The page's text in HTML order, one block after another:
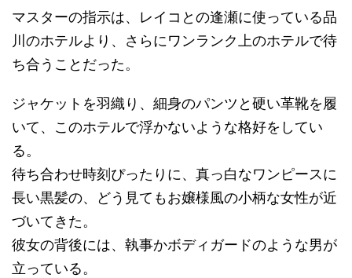
マスターの指示は、レイコとの逢瀬に使っている品
川のホテルより、さらにワンランク上のホテルで待
ち合うことだった。
ジャケットを羽織り、細身のパンツと硬い革靴を履
いて、このホテルで浮かないような格好をしてい
る。
待ち合わせ時刻ぴったりに、真っ白なワンピースに
長い黒髪の、どう見てもお嬢様風の小柄な女性が近
づいてきた。
彼女の背後には、執事かボディガードのような男が
立っている。